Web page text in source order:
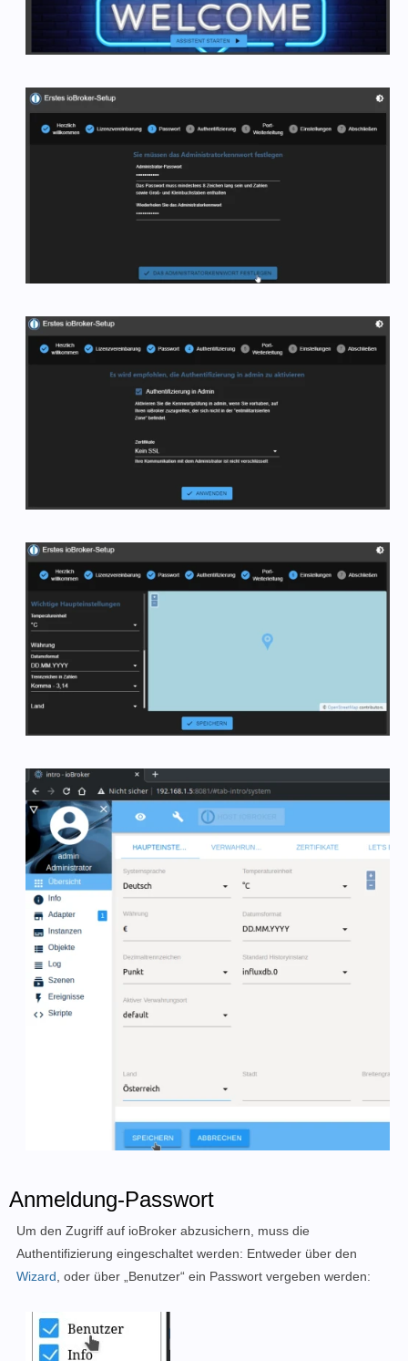
Anmeldung-Passwort
Um den Zugriff auf ioBroker abzusichern, muss die
Authentifizierung eingeschaltet werden: Entweder über den
Wizard , oder über „Benutzer“ ein Passwort vergeben werden: